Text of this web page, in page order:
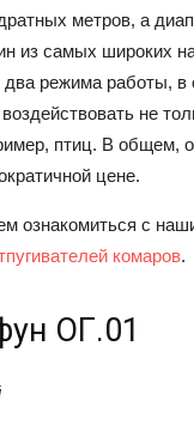
метров, а
из самых широких
два режима работы, в
не
птиц. В общем,
цене.
ознакомиться с
комаров.
ОГ.01